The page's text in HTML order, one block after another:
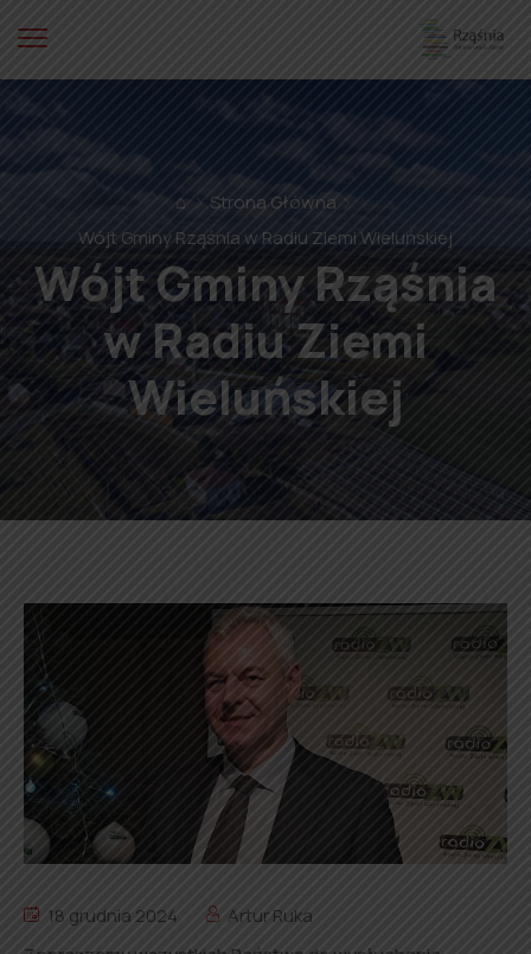
⌂
Strona Główna
Wójt Gminy Rząśnia w Radiu Ziemi Wieluńskiej
Wójt Gminy Rząśnia
w Radiu Ziemi
Wieluńskiej
18 grudnia 2024
Artur Ruka